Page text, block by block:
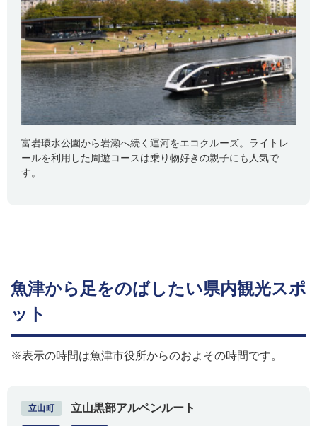
富岩環水公園から岩瀬へ続く運河をエコクルーズ。ライトレ
ールを利用した周遊コースは乗り物好きの親子にも人気で
す。
魚津から足をのばしたい県内観光スポ
ット
※表示の時間は魚津市役所からのおよその時間です。
立山町 立山黒部アルペンルート